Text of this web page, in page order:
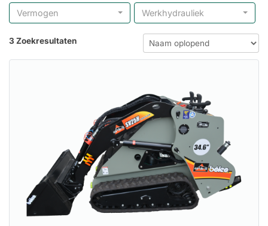
Vermogen Werkhydrauliek
3 Zoekresultaten